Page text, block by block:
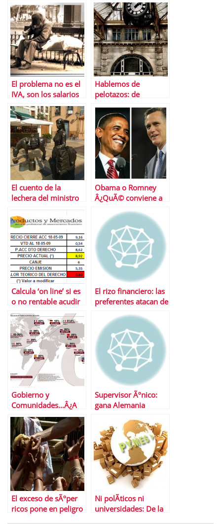
El problema no es el
IVA, son los salarios
Hablemos de
pelotazos: de
Eurovegas a Waterloo
El cuento de la
lechera del ministro
Montoro
Obama o Romney
Â¿QuÃ© conviene a
las empresas
espaÃ±olas en EEUU?
Calcula ‘on line’ si es
o no rentable acudir
a la ampliaciÃ³n de
Banco Popular
El rizo financiero: las
preferentes atacan de
Gobierno y
Comunidades…Â¿A
tortas por los
impuestos?
Supervisor Ãºnico:
gana Alemania
El exceso de sÃºper
ricos pone en peligro
Ni polÃ­ticos ni
universidades: De la